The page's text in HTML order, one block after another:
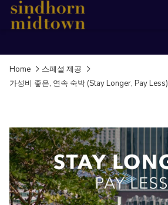
Home
스페셜 제공
가성비 좋은, 연속 숙박 (Stay Longer, Pay Less)